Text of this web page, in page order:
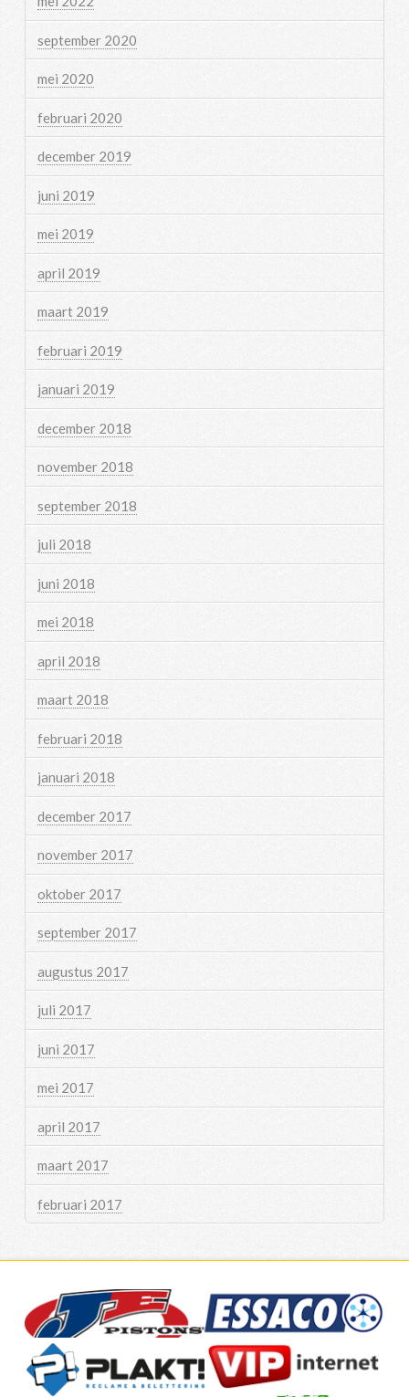
september 2020
mei 2020
februari 2020
december 2019
juni 2019
mei 2019
april 2019
maart 2019
februari 2019
januari 2019
december 2018
november 2018
september 2018
juli 2018
juni 2018
mei 2018
april 2018
maart 2018
februari 2018
januari 2018
december 2017
november 2017
oktober 2017
september 2017
augustus 2017
juli 2017
juni 2017
mei 2017
april 2017
maart 2017
februari 2017